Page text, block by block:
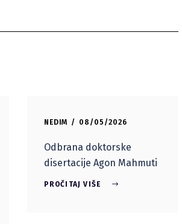
NEDIM 08/05/2026
Odbrana doktorske
disertacije Agon Mahmuti
PROČITAJ VIŠE